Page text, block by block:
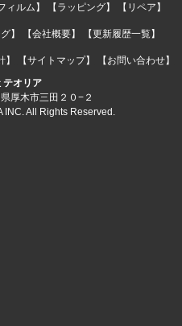
ィルム】 【ラッピング】 【リペア】
】 【会社概要】 【更新履歴一覧】
【サイトマップ】
【お問い合わせ】
テオリア
厚木市三田２０−２
All Rights Reserved.